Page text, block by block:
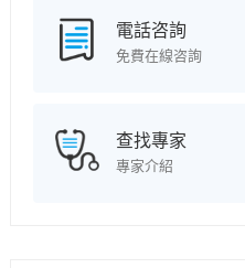
電話咨詢
免費在線咨詢
查找專家
專家介紹